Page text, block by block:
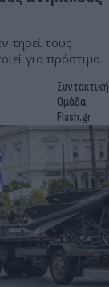
τηρεί τους
για πρόστιμο.
Συντακτική
Ομάδα
Flash.gr